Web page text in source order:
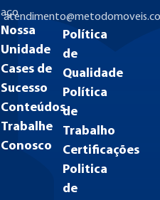
aço
Nossa
Unidade
Cases de
Sucesso
Conteúdos
Trabalhe
Conosco
Política
de
Qualidade
Política
de
Trabalho
Certificações
Politica
de